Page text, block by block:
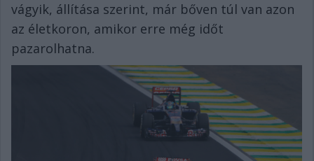
vágyik, állítása szerint, már bőven túl van azon
az életkoron, amikor erre még időt
pazarolhatna.